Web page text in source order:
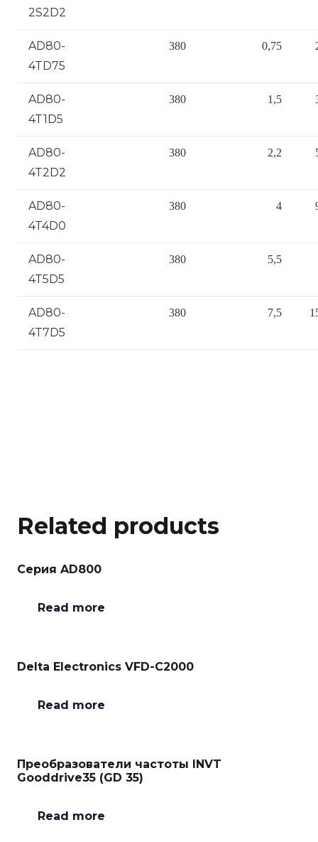
2S2D2
AD80-
4TD75
380 0,75
AD80-
4T1D5
380 1,5
AD80-
4T2D2
380 2,2
AD80-
4T4D0
380 4
AD80-
4T5D5
380 5,5
AD80-
4T7D5
380 7,5
Related products
Серия AD800
Read more
Delta Electronics VFD-C2000
Read more
Преобразователи частоты INVT
Gooddrive35 (GD 35)
Read more